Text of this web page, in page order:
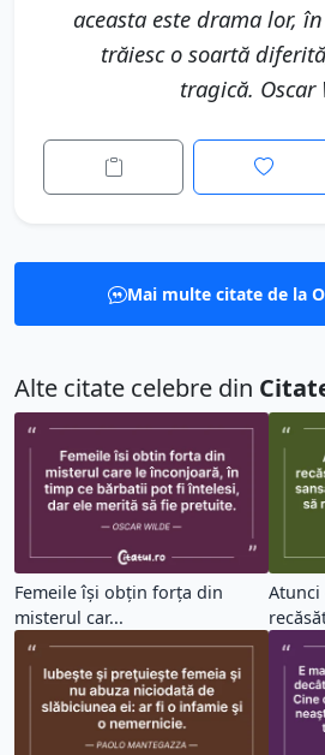
aceasta este drama lor,
trăiesc o soartă
tragică. Oscar
Mai multe citate de la
Alte citate celebre din
Femeile își obțin forța din
misterul car...
Atunci